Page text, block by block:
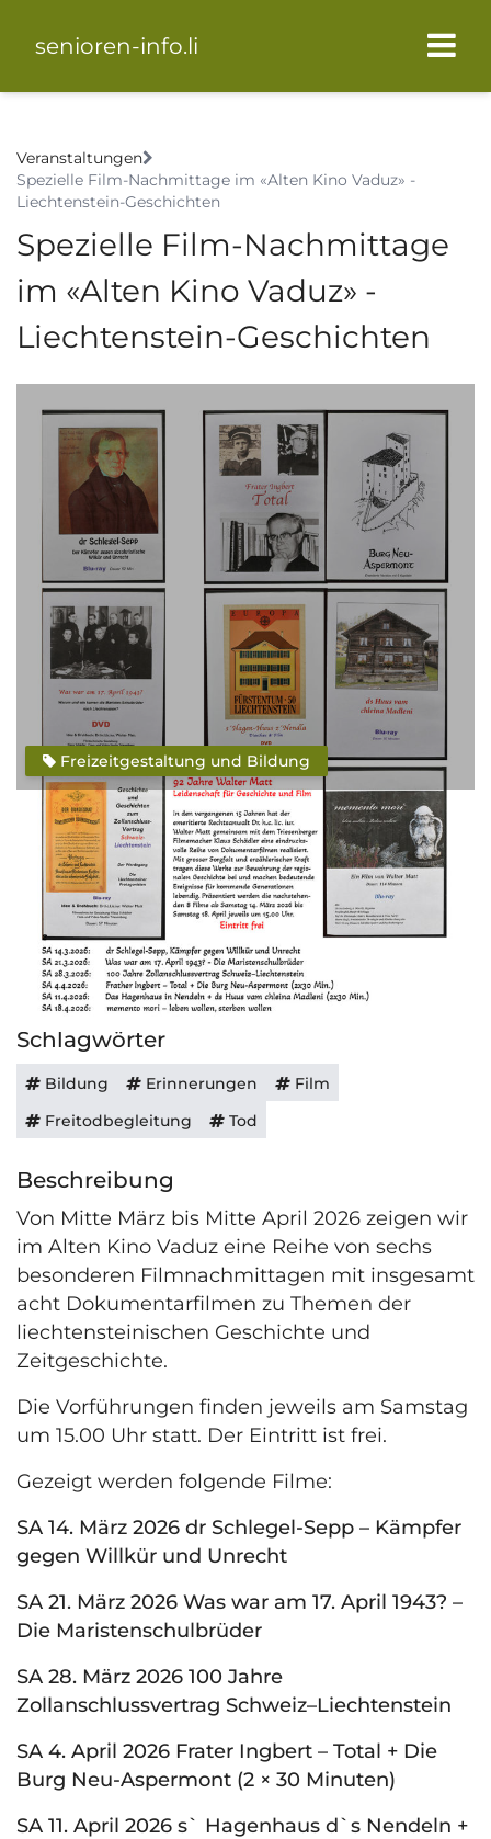
senioren-info.li
Veranstaltungen
Spezielle Film-Nachmittage im «Alten Kino Vaduz» -
Liechtenstein-Geschichten
Spezielle Film-Nachmittage
im «Alten Kino Vaduz» -
Liechtenstein-Geschichten
Freizeitgestaltung und Bildung
Veranstaltung beendet
Für diese Veranstaltung gibt es keine
weiteren Termine mehr.
Ort
Altes Kino Vaduz in Vaduz
Schlagwörter
Bildung Erinnerungen
Film
Freitodbegleitung
Tod
Beschreibung
Von Mitte März bis Mitte April 2026 zeigen wir
im Alten Kino Vaduz eine Reihe von sechs
besonderen Filmnachmittagen mit insgesamt
acht Dokumentarfilmen zu Themen der
liechtensteinischen Geschichte und
Zeitgeschichte.
Die Vorführungen finden jeweils am Samstag
um 15.00 Uhr statt. Der Eintritt ist frei.
Gezeigt werden folgende Filme:
SA 14. März 2026 dr Schlegel-Sepp – Kämpfer
gegen Willkür und Unrecht
SA 21. März 2026 Was war am 17. April 1943? –
Die Maristenschulbrüder
SA 28. März 2026 100 Jahre
Zollanschlussvertrag Schweiz–Liechtenstein
SA 4. April 2026 Frater Ingbert – Total + Die
Burg Neu-Aspermont (2 × 30 Minuten)
SA 11. April 2026 s` Hagenhaus d`s Nendeln +